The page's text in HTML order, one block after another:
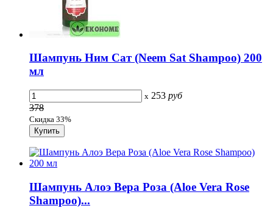
Шампунь Ним Сат (Neem Sat Shampoo) 200
мл
x 253 руб
378
Скидка 33%
Шампунь Алоэ Вера Роза (Aloe Vera Rose
Shampoo)...